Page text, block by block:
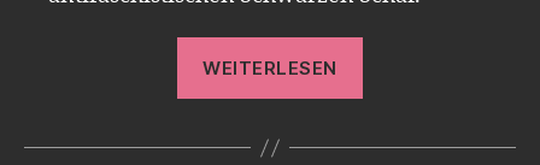
WEITERLESEN
Schmitz“